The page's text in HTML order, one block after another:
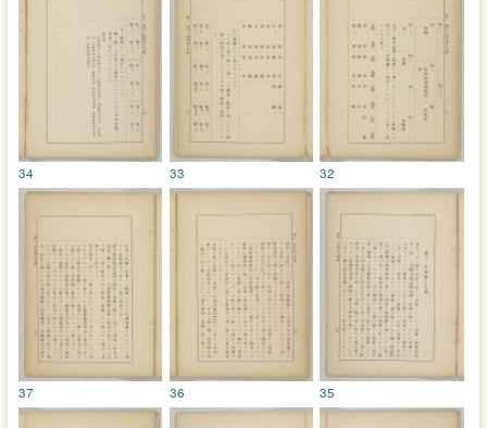
32
33
34
35
36
37